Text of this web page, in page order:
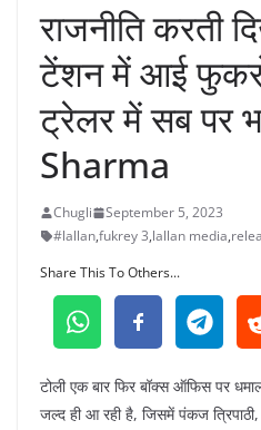
राजनीति करती
टेंशन में आई
ट्रेलर में सब पर
Sharma
Chugli
September 5, 2023
#lallan,fukrey 3,lallan media,
Share This To Others...
टोली एक बार फिर बॉक्स ऑफिस पर
जल्द ही आ रही है, जिसमें पंकज